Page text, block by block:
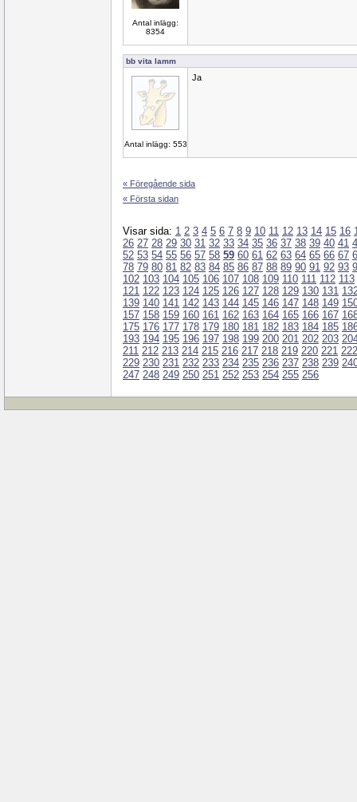
Antal inlägg:
8354
bb vita lamm
Antal inlägg: 553
Ja
« Föregående sida
« Första sidan
Visar sida: 1 2 3 4 5 6 7 8 9 10 11 12 13 14 15 16
26 27 28 29 30 31 32 33 34 35 36 37 38 39 40 41
52 53 54 55 56 57 58 59 60 61 62 63 64 65 66 67
78 79 80 81 82 83 84 85 86 87 88 89 90 91 92 93
102 103 104 105 106 107 108 109 110 111 112 113
121 122 123 124 125 126 127 128 129 130 131
139 140 141 142 143 144 145 146 147 148 149
157 158 159 160 161 162 163 164 165 166 167
175 176 177 178 179 180 181 182 183 184 185
193 194 195 196 197 198 199 200 201 202 203
211 212 213 214 215 216 217 218 219 220 221 222
229 230 231 232 233 234 235 236 237 238 239
247 248 249 250 251 252 253 254 255 256